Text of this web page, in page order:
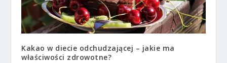
Kakao w diecie odchudzającej – jakie ma
właściwości zdrowotne?